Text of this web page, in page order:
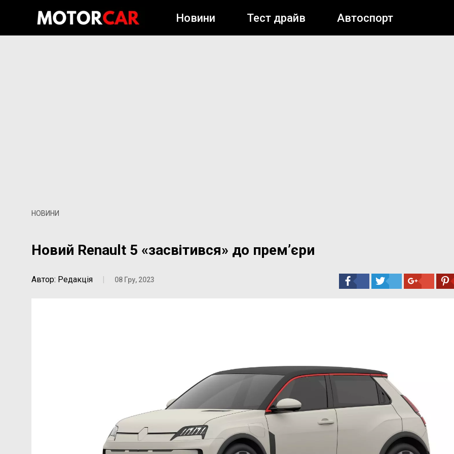
Новини Тест драйв Автоспорт
НОВИНИ
Новий Renault 5 «засвітився» до прем’єри
Автор: Редакція | 08 Гру, 2023